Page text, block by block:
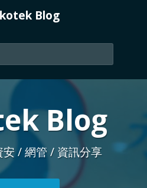
Blog
Blog
/ 網管 / 資訊分享